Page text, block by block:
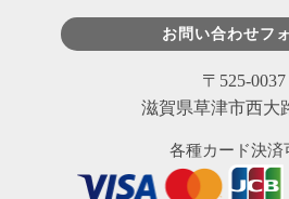
お問い合わせフ
〒525-0037
滋賀県草津市西大
各種カード決済